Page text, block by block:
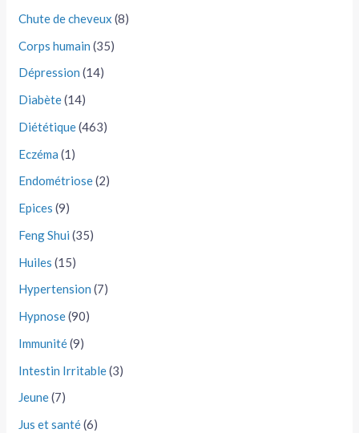
Chute de cheveux (8)
Corps humain (35)
Dépression (14)
Diabète(14)
Diététique(463)
Eczéma (1)
Endométriose(2)
Epices (9)
Feng Shui (35)
Huiles (15)
Hypertension (7)
Hypnose(90)
Immunité(9)
Intestin Irritable(3)
Jeune(7)
Jus et santé(6)